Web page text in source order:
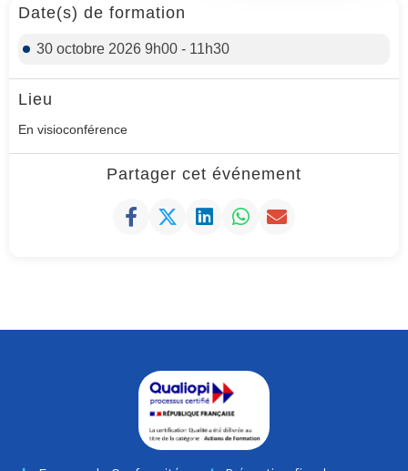
Date(s) de formation
30 octobre 2026 9h00 - 11h30
Lieu
En visioconférence
Partager cet événement